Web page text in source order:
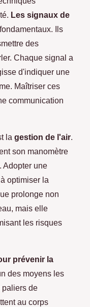
Les signaux de
Ils
des
Chaque signal a
d'indiquer une
Maîtriser ces
communication
la gestion de l'air.
son manomètre
Adopter une
optimiser la
prolonge non
mais elle
les risques
prévenir la
des moyens les
paliers de
au corps